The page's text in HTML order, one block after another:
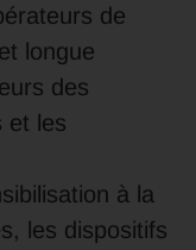
de
longue
des
et les
à la
les dispositifs